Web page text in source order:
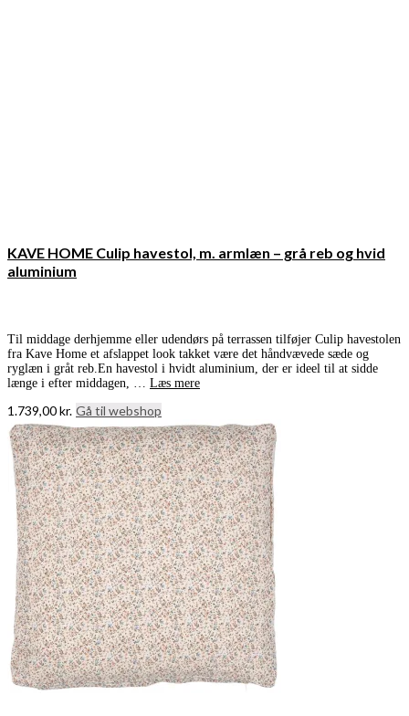
KAVE HOME Culip havestol, m. armlæn – grå reb og hvid
aluminium
Til middage derhjemme eller udendørs på terrassen tilføjer Culip havestolen
fra Kave Home et afslappet look takket være det håndvævede sæde og
ryglæn i gråt reb.En havestol i hvidt aluminium, der er ideel til at sidde
længe i efter middagen, … Læs mere
1.739,00kr. Gå til webshop